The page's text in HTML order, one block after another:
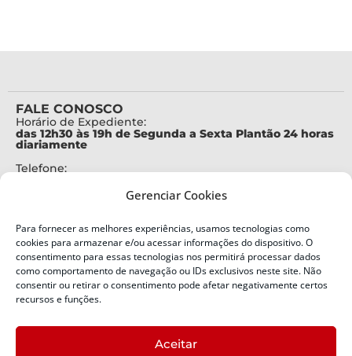
Gerenciar Cookies
Para fornecer as melhores experiências, usamos tecnologias como
cookies para armazenar e/ou acessar informações do dispositivo. O
consentimento para essas tecnologias nos permitirá processar dados
como comportamento de navegação ou IDs exclusivos neste site. Não
consentir ou retirar o consentimento pode afetar negativamente certos
recursos e funções.
Aceitar
FALE CONOSCO
Horário de Expediente:
das 12h30 às 19h de Segunda a Sexta Plantão 24 horas
diariamente
Telefone:
Alertas Defesa Civil:
SMS 40199
ENDEREÇO
Defesa Civil do Estado de Santa Catarina
Bairro:
Capoeiras, Florianópolis, SC